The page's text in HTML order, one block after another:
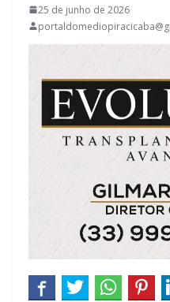
25 de junho de 2026